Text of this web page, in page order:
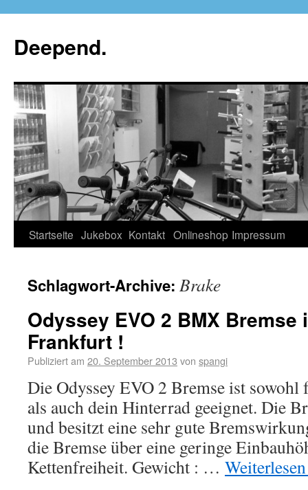
Deepend.
Startseite Jukebox Kontakt Onlineshop Impressum
Schlagwort-Archive: Brake
Odyssey EVO 2 BMX Bremse
Frankfurt !
Publiziert am 20. September 2013 von spangi
Die Odyssey EVO 2 Bremse ist
als auch dein Hinterrad geeignet. Die
und besitzt eine sehr gute
die Bremse über eine geringe
Kettenfreiheit. Gewicht : …